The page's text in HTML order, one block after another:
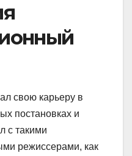
свою карьеру в
постановках и
с такими
режиссерами, как